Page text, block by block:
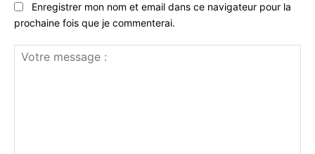
Enregistrer mon nom et email dans ce navigateur pour la
prochaine fois que je commenterai.